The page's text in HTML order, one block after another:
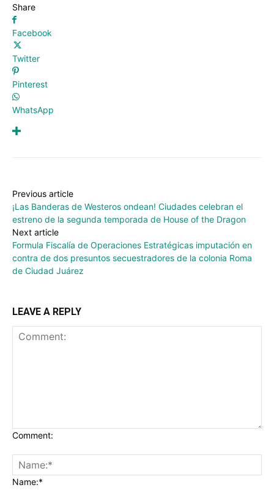
Share
Facebook
Twitter
Pinterest
WhatsApp
Previous article
¡Las Banderas de Westeros ondean! Ciudades celebran el
estreno de la segunda temporada de House of the Dragon
Next article
Formula Fiscalía de Operaciones Estratégicas imputación en
contra de dos presuntos secuestradores de la colonia Roma
de Ciudad Juárez
LEAVE A REPLY
Comment:
Name:*